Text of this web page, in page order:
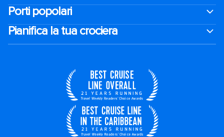
Porti popolari
Pianifica la tua crociera